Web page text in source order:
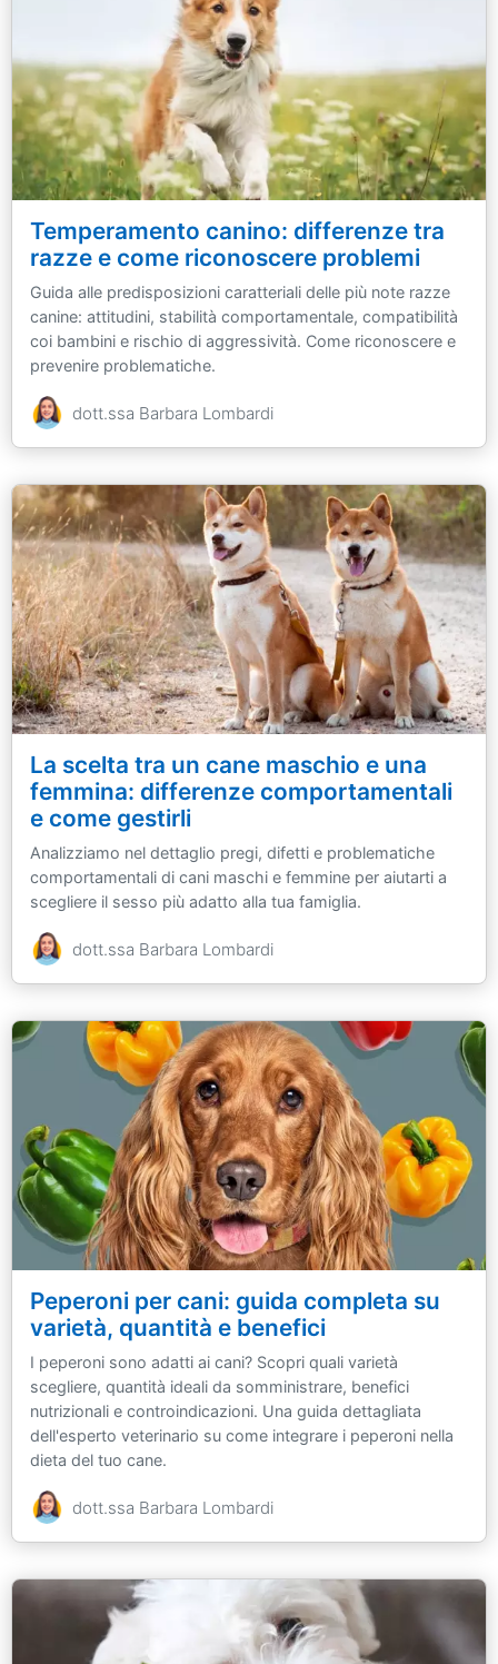
Temperamento canino: differenze tra
razze e come riconoscere problemi
Guida alle predisposizioni caratteriali delle più note razze
canine: attitudini, stabilità comportamentale, compatibilità
coi bambini e rischio di aggressività. Come riconoscere e
prevenire problematiche.
dott.ssa Barbara Lombardi
La scelta tra un cane maschio e una
femmina: differenze comportamentali
e come gestirli
Analizziamo nel dettaglio pregi, difetti e problematiche
comportamentali di cani maschi e femmine per aiutarti a
scegliere il sesso più adatto alla tua famiglia.
dott.ssa Barbara Lombardi
Peperoni per cani: guida completa su
varietà, quantità e benefici
I peperoni sono adatti ai cani? Scopri quali varietà
scegliere, quantità ideali da somministrare, benefici
nutrizionali e controindicazioni. Una guida dettagliata
dell'esperto veterinario su come integrare i peperoni nella
dieta del tuo cane.
dott.ssa Barbara Lombardi